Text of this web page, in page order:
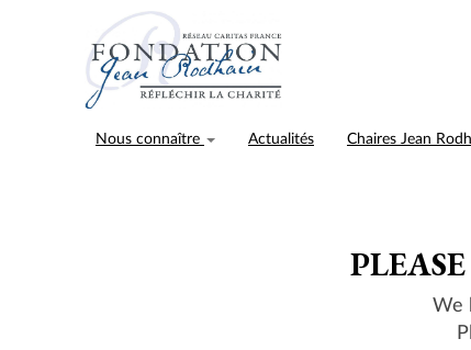
Nous connaître Actualités Chaires Jean
We